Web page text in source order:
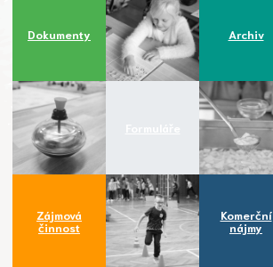
Dokumenty Archiv
Zájmová
činnost
Komerční
nájmy